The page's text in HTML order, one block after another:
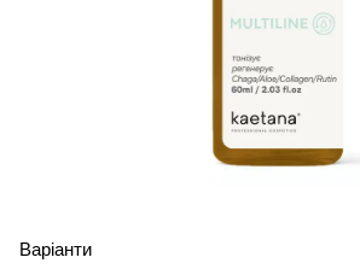
Варіанти